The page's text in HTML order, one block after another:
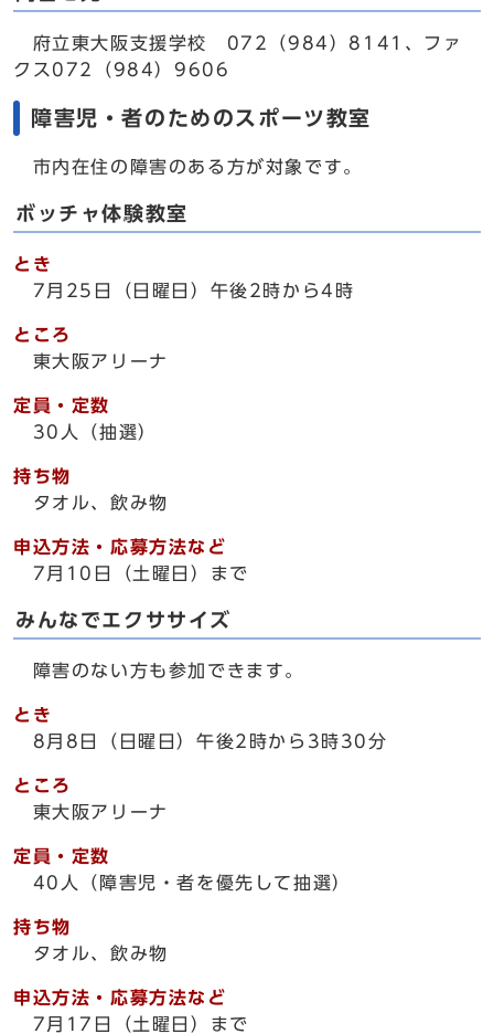
府立東大阪支援学校 072（984）8141、ファ
クス072（984）9606
障害児・者のためのスポーツ教室
市内在住の障害のある方が対象です。
ボッチャ体験教室
とき
7月25日（日曜日）午後2時から4時
ところ
東大阪アリーナ
定員・定数
30人（抽選）
持ち物
タオル、飲み物
申込方法・応募方法など
7月10日（土曜日）まで
みんなでエクササイズ
障害のない方も参加できます。
とき
8月8日（日曜日）午後2時から3時30分
ところ
東大阪アリーナ
定員・定数
40人（障害児・者を優先して抽選）
持ち物
タオル、飲み物
申込方法・応募方法など
7月17日（土曜日）まで